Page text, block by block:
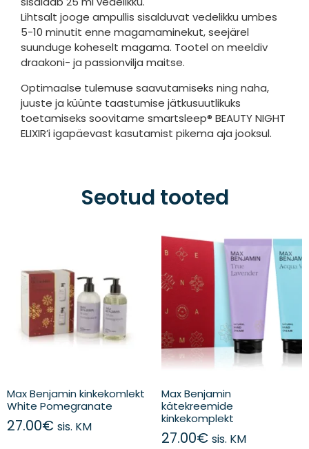
Lihtsalt jooge ampullis sisalduvat vedelikku umbes
5-10 minutit enne magamaminekut, seejärel
suunduge koheselt magama. Tootel on meeldiv
draakoni- ja passionvilja maitse.
Optimaalse tulemuse saavutamiseks ning naha,
juuste ja küünte taastumise jätkusuutlikuks
toetamiseks soovitame smartsleep® BEAUTY NIGHT
ELIXIR’i igapäevast kasutamist pikema aja jooksul.
Seotud tooted
Max Benjamin kinkekomlekt
White Pomegranate
27.00€ sis. KM
Max Benjamin
kätekreemide
kinkekomplekt
27.00€ sis. KM